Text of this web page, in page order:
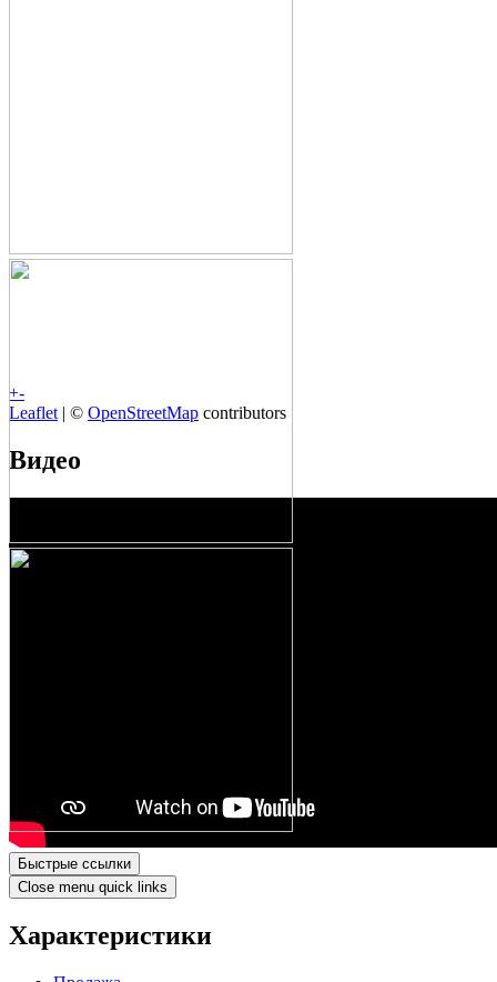
+-
Leaflet | © OpenStreetMap contributors
Видео
Быстрые ссылки
Close menu quick links
Характеристики